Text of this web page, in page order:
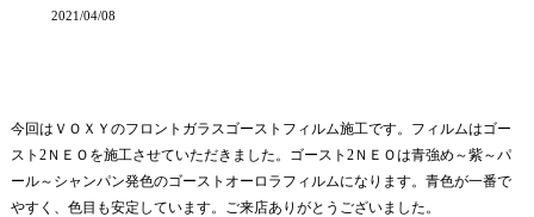
2021/04/08
今回はＶＯＸＹのフロントガラスゴーストフィルム施工です。フィルムはゴー
スト2ＮＥＯを施工させていただきました。ゴースト2ＮＥＯは青強め～紫～パ
ール～シャンパン発色のゴーストオーロラフィルムになります。青色が一番で
やすく、色目も安定しています。ご来店ありがとうございました。